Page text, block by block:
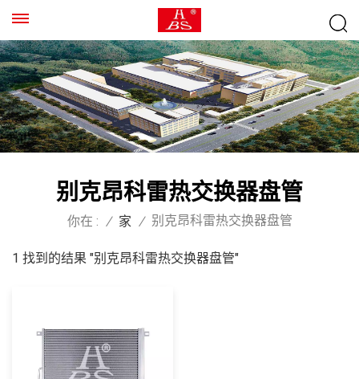
别克昂科雷热交换器盘管
你在 : / 家 / 别克昂科雷热交换器盘管
1 找到的结果 "别克昂科雷热交换器盘管"